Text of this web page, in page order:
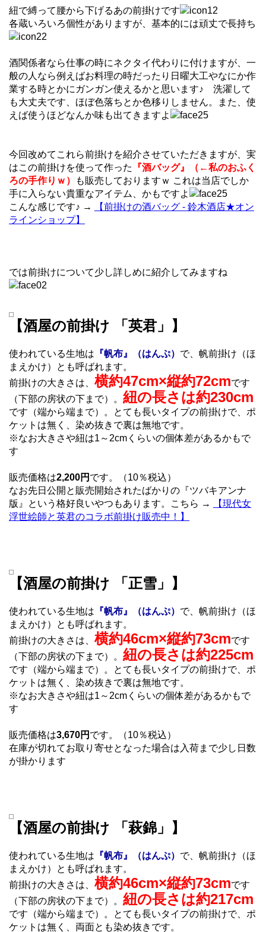
紐で縛って腰から下げるあの前掛けです
各蔵いろいろ個性がありますが、基本的には頑丈で長持ち
酒関係者なら仕事の時にネクタイ代わりに付けますが、一
般の人なら例えばお料理の時だったり日曜大工やなにか作
業する時とかにガンガン使えるかと思います♪ 洗濯して
も大丈夫です、ほぼ色落ちとか色移りしません。また、使
えば使うほどなんか味も出てきますよ
今回改めてこれら前掛けを紹介させていただきますが、実
はこの前掛けを使って作った
『酒バッグ』（←私のおふく
ろの手作りｗ）
も販売しておりますｗ これは当店でしか
手に入らない貴重なアイテム、かもですよ
こんな感じです♪ →
【前掛けの酒バッグ - 鈴木酒店★オン
ラインショップ】
では前掛けについて少し詳しめに紹介してみますね
【酒屋の前掛け 「英君」】
使われている生地は 『帆布』（はんぷ） で、帆前掛け（ほ
まえかけ）とも呼ばれます。
前掛けの大きさは、 横約47cm×縦約72cmです
（下部の房状の下まで）。 紐の長さは約230cm
です（端から端まで）。とても長いタイプの前掛けで、ポ
ケットは無く、染め抜きで裏は無地です。
※なお大きさや紐は1～2cmくらいの個体差があるかもで
す
販売価格は2,200円 です。（10％税込）
なお先日公開と販売開始されたばかりの『ツバキアンナ
版』という格好良いやつもあります。こちら →
【現代女
浮世絵師と英君のコラボ前掛け販売中！】
【酒屋の前掛け 「正雪」】
使われている生地は 『帆布』（はんぷ） で、帆前掛け（ほ
まえかけ）とも呼ばれます。
前掛けの大きさは、 横約46cm×縦約73cmです
（下部の房状の下まで）。 紐の長さは約225cm
です（端から端まで）。とても長いタイプの前掛けで、ポ
ケットは無く、染め抜きで裏は無地です。
※なお大きさや紐は1～2cmくらいの個体差があるかもで
す
販売価格は3,670円 です。（10％税込）
在庫が切れてお取り寄せとなった場合は入荷まで少し日数
が掛かります
【酒屋の前掛け 「萩錦」】
使われている生地は 『帆布』（はんぷ） で、帆前掛け（ほ
まえかけ）とも呼ばれます。
前掛けの大きさは、 横約46cm×縦約73cmです
（下部の房状の下まで）。 紐の長さは約217cm
です（端から端まで）。とても長いタイプの前掛けで、ポ
ケットは無く、両面とも染め抜きです。